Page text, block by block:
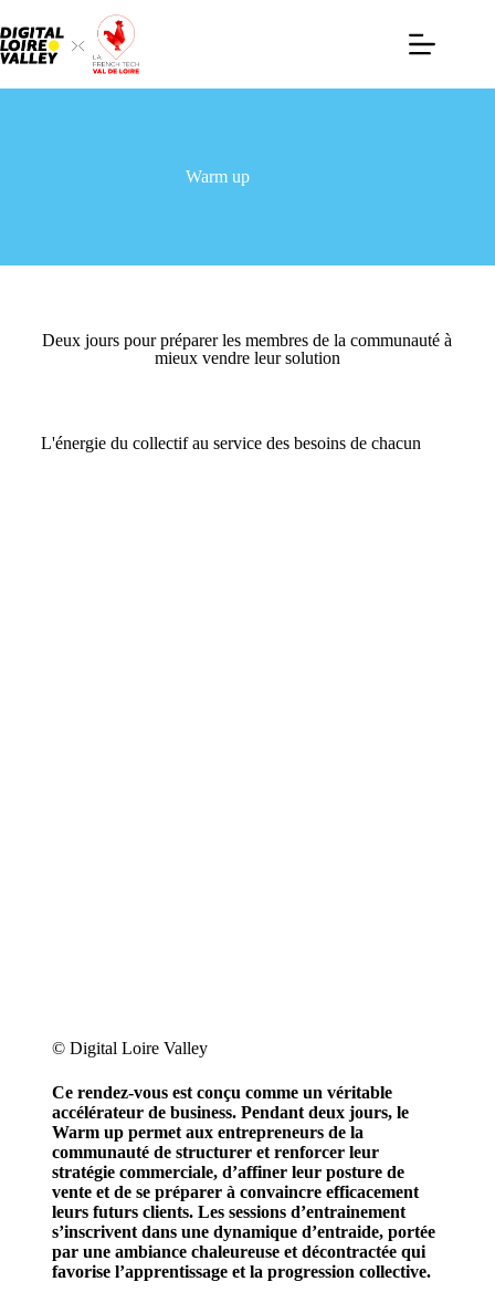
Warm up
Deux jours pour préparer les membres de la communauté à
mieux vendre leur solution
L'énergie du collectif au service des besoins de chacun
© Digital Loire Valley
Ce rendez-vous est conçu comme un véritable
accélérateur de business. Pendant deux jours, le
Warm up permet aux entrepreneurs de la
communauté de structurer et renforcer leur
stratégie commerciale, d’affiner leur posture de
vente et de se préparer à convaincre efficacement
leurs futurs clients. Les sessions d’entrainement
s’inscrivent dans une dynamique d’entraide, portée
par une ambiance chaleureuse et décontractée qui
favorise l’apprentissage et la progression collective.